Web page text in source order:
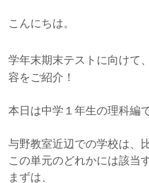
こんにちは。
学年末期末テストに向けて、
容をご紹介！
本日は中学１年生の理科編
与野教室近辺での学校は、
この単元のどれかには該当
まずは、